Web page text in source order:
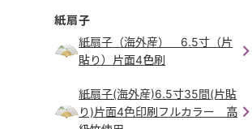
紙扇子
紙扇子（海外産） 6.5寸（片
貼り）片面4色刷
紙扇子(海外産)6.5寸35間(片貼
り)片面4色印刷フルカラー 高